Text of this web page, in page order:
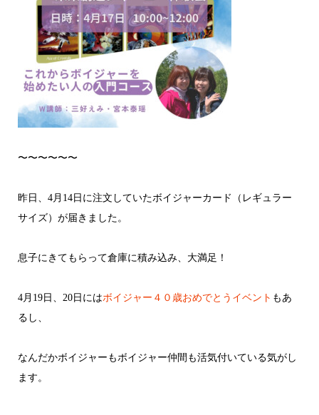
〜〜〜〜〜〜
昨日、4月14日に注文していたボイジャーカード（レギュラー
サイズ）が届きました。
息子にきてもらって倉庫に積み込み、大満足！
4月19日、20日にはボイジャー４０歳おめでとうイベント もあ
るし、
なんだかボイジャーもボイジャー仲間も活気付いている気がし
ます。